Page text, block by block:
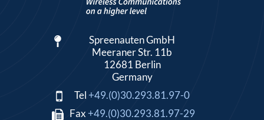
Spreenauten GmbH
Meeraner Str. 11b
12681 Berlin
Germany
Tel+49.(0)30.293.81.97-0
Fax+49.(0)30.293.81.97-29